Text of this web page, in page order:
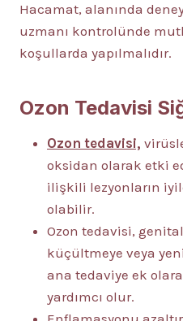
Hacamat, alanında
uzmanı kontrolünde
koşullarda yapılmalıdır.
Ozon Tedavisi
Ozon tedavisi,
oksidan olarak etki
ilişkili lezyonların
olabilir.
Ozon tedavisi,
küçültmeye veya
ana tedaviye ek
yardımcı olur.